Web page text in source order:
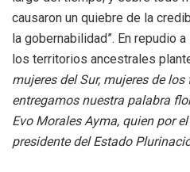
causaron un quiebre de la
la gobernabilidad”. En repudio
los territorios ancestrales
mujeres del Sur, mujeres de
entregamos nuestra palabra
Evo Morales Ayma, quien por
presidente del Estado